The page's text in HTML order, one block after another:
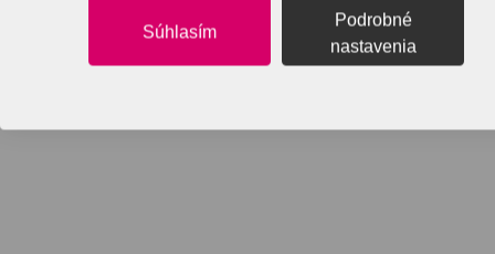
Súhlasím
Podrobné
nastavenia